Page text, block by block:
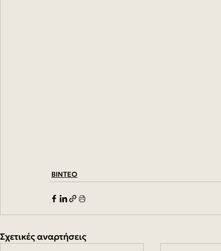
ΒΙΝΤΕΟ
Σχετικές αναρτήσεις